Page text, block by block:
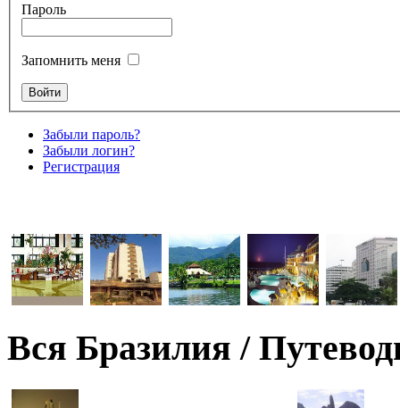
Пароль
Запомнить меня
Забыли пароль?
Забыли логин?
Регистрация
Вся Бразилия /